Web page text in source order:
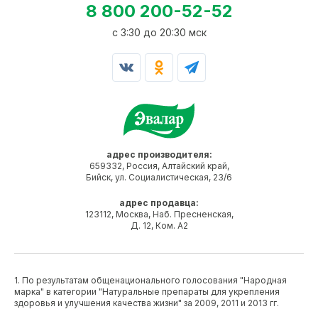
адрес производителя:
659332, Россия, Алтайский край,
Бийск, ул. Социалистическая, 23/6
адрес продавца:
123112, Москва, Наб. Пресненская,
Д. 12, Ком. А2
8 800 200-52-52
c 3:30 до 20:30 мск
1. По результатам общенационального голосования "Народная
марка" в категории "Натуральные препараты для укрепления
здоровья и улучшения качества жизни" за 2009, 2011 и 2013 гг.